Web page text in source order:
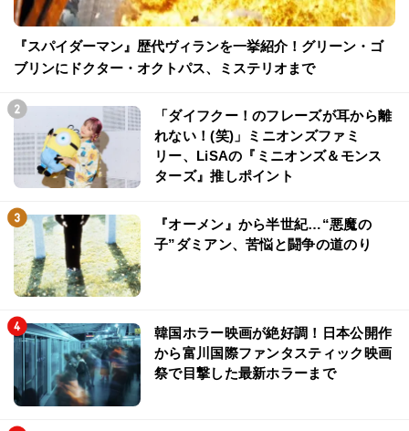
『スパイダーマン』歴代ヴィランを一挙紹介！グリーン・ゴ
ブリンにドクター・オクトパス、ミステリオまで
「ダイフクー！のフレーズが耳から離
れない！(笑)」ミニオンズファミ
リー、LiSAの『ミニオンズ＆モンス
ターズ』推しポイント
『オーメン』から半世紀…“悪魔の
子”ダミアン、苦悩と闘争の道のり
韓国ホラー映画が絶好調！日本公開作
から富川国際ファンタスティック映画
祭で目撃した最新ホラーまで